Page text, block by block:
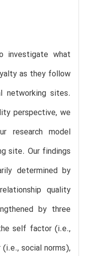
investigate what
as they follow
networking sites.
perspective, we
research model
site. Our findings
determined by
quality
by three
self factor (i.e.,
social norms),